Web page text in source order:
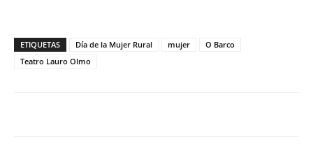
ETIQUETAS Día de la Mujer Rural mujer
O Barco
Teatro Lauro Olmo